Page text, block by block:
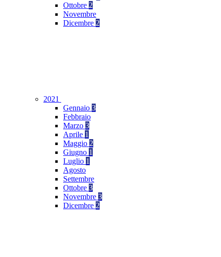
Ottobre 2
Novembre
Dicembre 2
2021
Gennaio 3
Febbraio
Marzo 3
Aprile 1
Maggio 2
Giugno 1
Luglio 1
Agosto
Settembre
Ottobre 3
Novembre 3
Dicembre 2